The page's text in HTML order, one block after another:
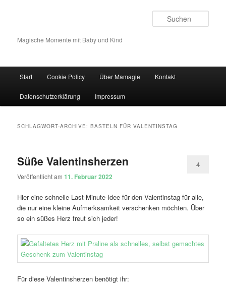
Magische Momente mit Baby und Kind
Zum Inhalt wechseln
Zum sekundären Inhalt wechseln
Start Cookie Policy Über Mamagie Kontakt
Datenschutzerklärung Impressum
SCHLAGWORT-ARCHIVE:BASTELN FÜR VALENTINSTAG
Süße Valentinsherzen
Veröffentlicht am11. Februar 2022
4
Hier eine schnelle Last-Minute-Idee für den Valentinstag für alle,
die nur eine kleine Aufmerksamkeit verschenken möchten. Über
so ein süßes Herz freut sich jeder!
Für diese Valentinsherzen benötigt ihr: